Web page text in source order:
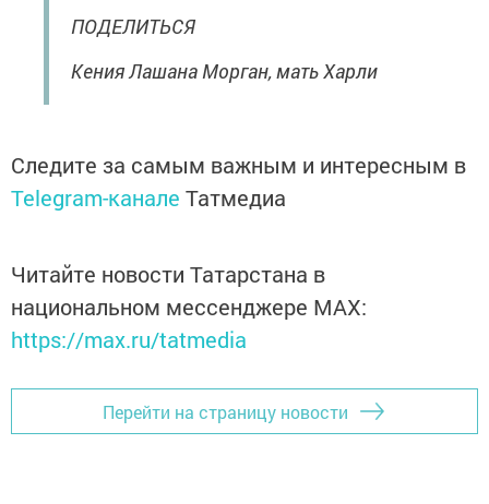
ПОДЕЛИТЬСЯ
Кения Лашана Морган, мать Харли
Следите за самым важным и интересным в
Telegram-канале Татмедиа
Читайте новости Татарстана в
национальном мессенджере MАХ:
https://max.ru/tatmedia
Перейти на страницу новости